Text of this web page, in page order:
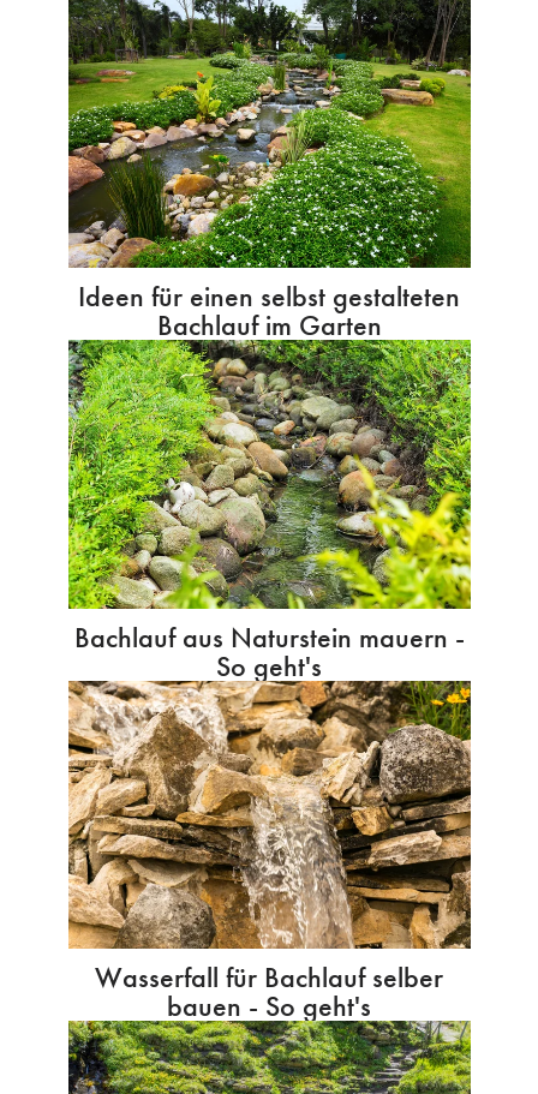
Ideen für einen selbst gestalteten
Bachlauf im Garten
Bachlauf aus Naturstein mauern -
So geht's
Wasserfall für Bachlauf selber
bauen - So geht's